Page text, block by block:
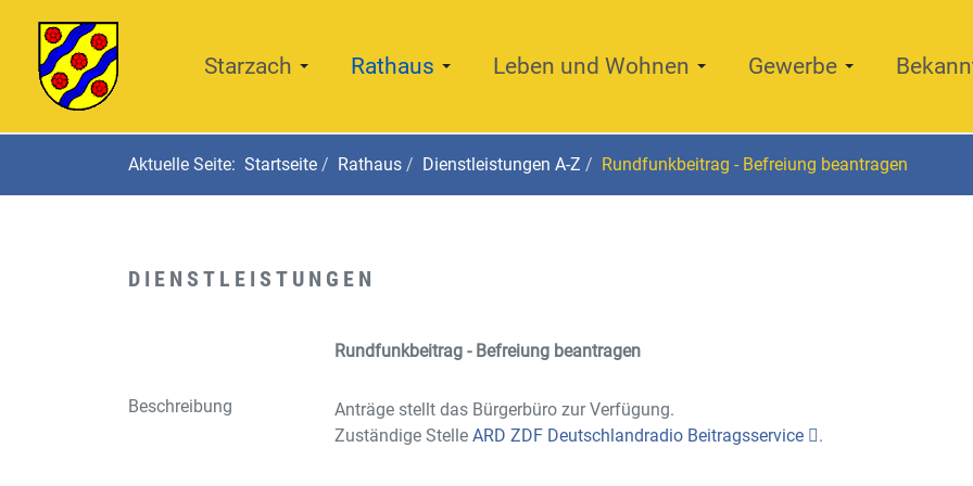
Starzach Rathaus Leben und Wohnen Gewerbe
Aktuelle Seite: Startseite Rathaus Dienstleistungen A-Z Rundfunkbeitrag - Befreiung beantragen
DIENSTLEISTUNGEN
Rundfunkbeitrag - Befreiung beantragen
Beschreibung
Anträge stellt das Bürgerbüro zur Verfügung.
Zuständige Stelle ARD ZDF Deutschlandradio Beitragsservice .